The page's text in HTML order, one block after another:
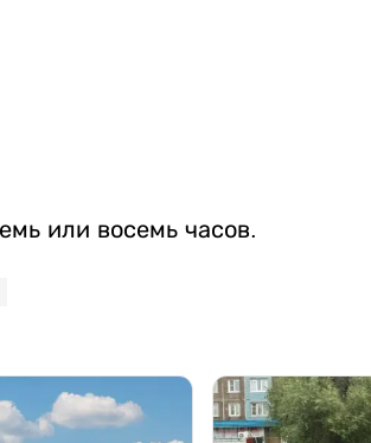
или восемь часов.